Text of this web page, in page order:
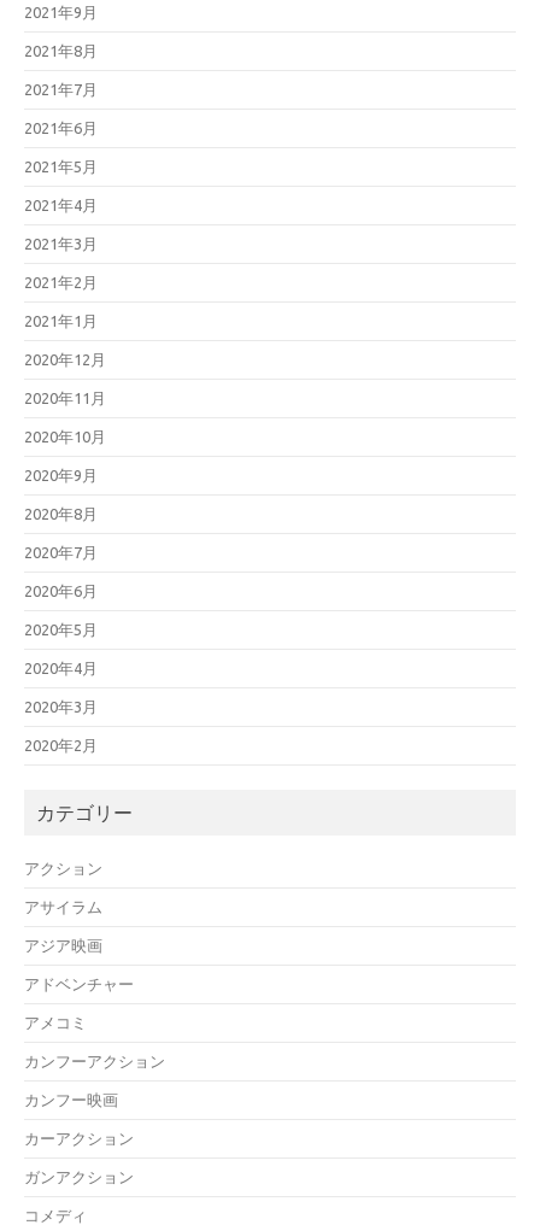
2021年9月
2021年8月
2021年7月
2021年6月
2021年5月
2021年4月
2021年3月
2021年2月
2021年1月
2020年12月
2020年11月
2020年10月
2020年9月
2020年8月
2020年7月
2020年6月
2020年5月
2020年4月
2020年3月
2020年2月
カテゴリー
アクション
アサイラム
アジア映画
アドベンチャー
アメコミ
カンフーアクション
カンフー映画
カーアクション
ガンアクション
コメディ